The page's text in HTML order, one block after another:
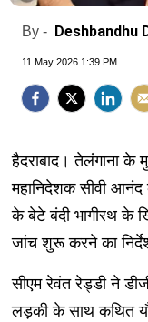
By - Deshbandhu
11 May 2026 1:39 PM
हैदराबाद। तेलंगाना के
महानिदेशक सीवी आनंद
के बेटे बंदी भागीरथ के
जांच शुरू करने का
सीएम रेवंत रेड्डी ने
लड़की के साथ कथित